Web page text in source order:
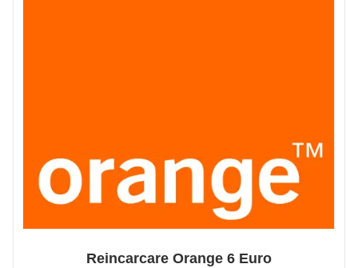
Reincarcare Orange 6 Euro